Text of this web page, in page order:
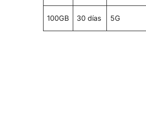
100GB 30 días 5G